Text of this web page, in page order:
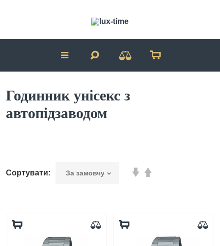
Годинник унісекс з
автопідзаводом
Сортувати: